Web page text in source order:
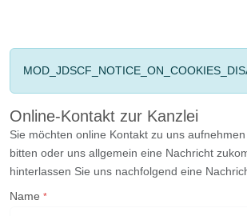
Online-Kontakt zur Kanzlei
Sie möchten online Kontakt zu uns
bitten oder uns allgemein eine Nachricht
hinterlassen Sie uns nachfolgend eine
Name *